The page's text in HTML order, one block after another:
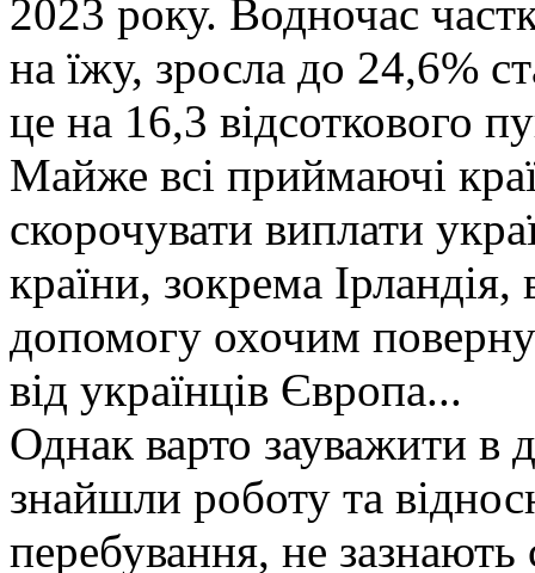
2023 року. Водночас
на їжу, зросла до 24,6%
це на 16,3 відсоткового
Майже всі приймаючі
скорочувати виплати
країни, зокрема
допомогу охочим
від українців Європа...
Однак варто зауважити в
знайшли роботу та
перебування, не